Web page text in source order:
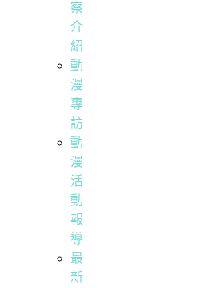
察
介
紹
動
漫
專
訪
動
漫
活
動
報
導
最
新